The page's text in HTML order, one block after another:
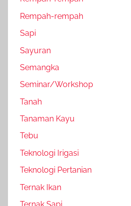
Rempah-rempah
Sapi
Sayuran
Semangka
Seminar/Workshop
Tanah
Tanaman Kayu
Tebu
Teknologi Irigasi
Teknologi Pertanian
Ternak Ikan